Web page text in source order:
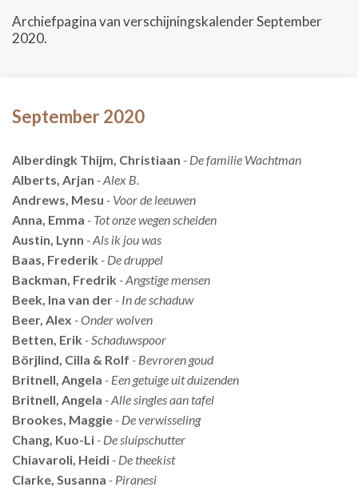
Archiefpagina van verschijningskalender September
2020.
September 2020
Alberdingk Thijm, Christiaan - De familie Wachtman
Alberts, Arjan - Alex B.
Andrews, Mesu - Voor de leeuwen
Anna, Emma - Tot onze wegen scheiden
Austin, Lynn - Als ik jou was
Baas, Frederik - De druppel
Backman, Fredrik - Angstige mensen
Beek, Ina van der - In de schaduw
Beer, Alex - Onder wolven
Betten, Erik - Schaduwspoor
Börjlind, Cilla & Rolf - Bevroren goud
Britnell, Angela - Een getuige uit duizenden
Britnell, Angela - Alle singles aan tafel
Brookes, Maggie - De verwisseling
Chang, Kuo-Li - De sluipschutter
Chiavaroli, Heidi - De theekist
Clarke, Susanna - Piranesi